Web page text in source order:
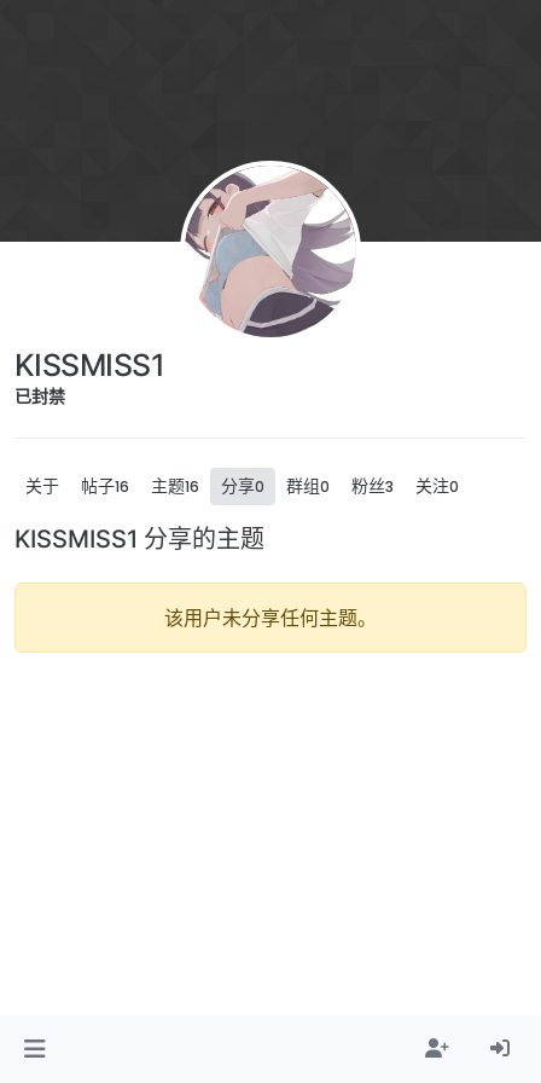
KISSMISS1
已封禁
关于 帖子16 主题16 分享0 群组0 粉丝3 关注0
KISSMISS1 分享的主题
该用户未分享任何主题。